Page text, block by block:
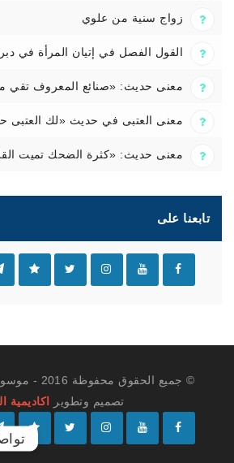
زواج سنية من علوي
القول الفصل في إتيان المرأة في
معنى حديث: «صنائع المعروف تقي
معنى العتبى في حديث «لك العتبى
معنى حديث: «كثرة الضحك تميت
تابعنا على
© جميع الحقوق محفوظة 2016 - موسوعة فتاوى الصاوي.
تصميم وتطوير
اكاديمية